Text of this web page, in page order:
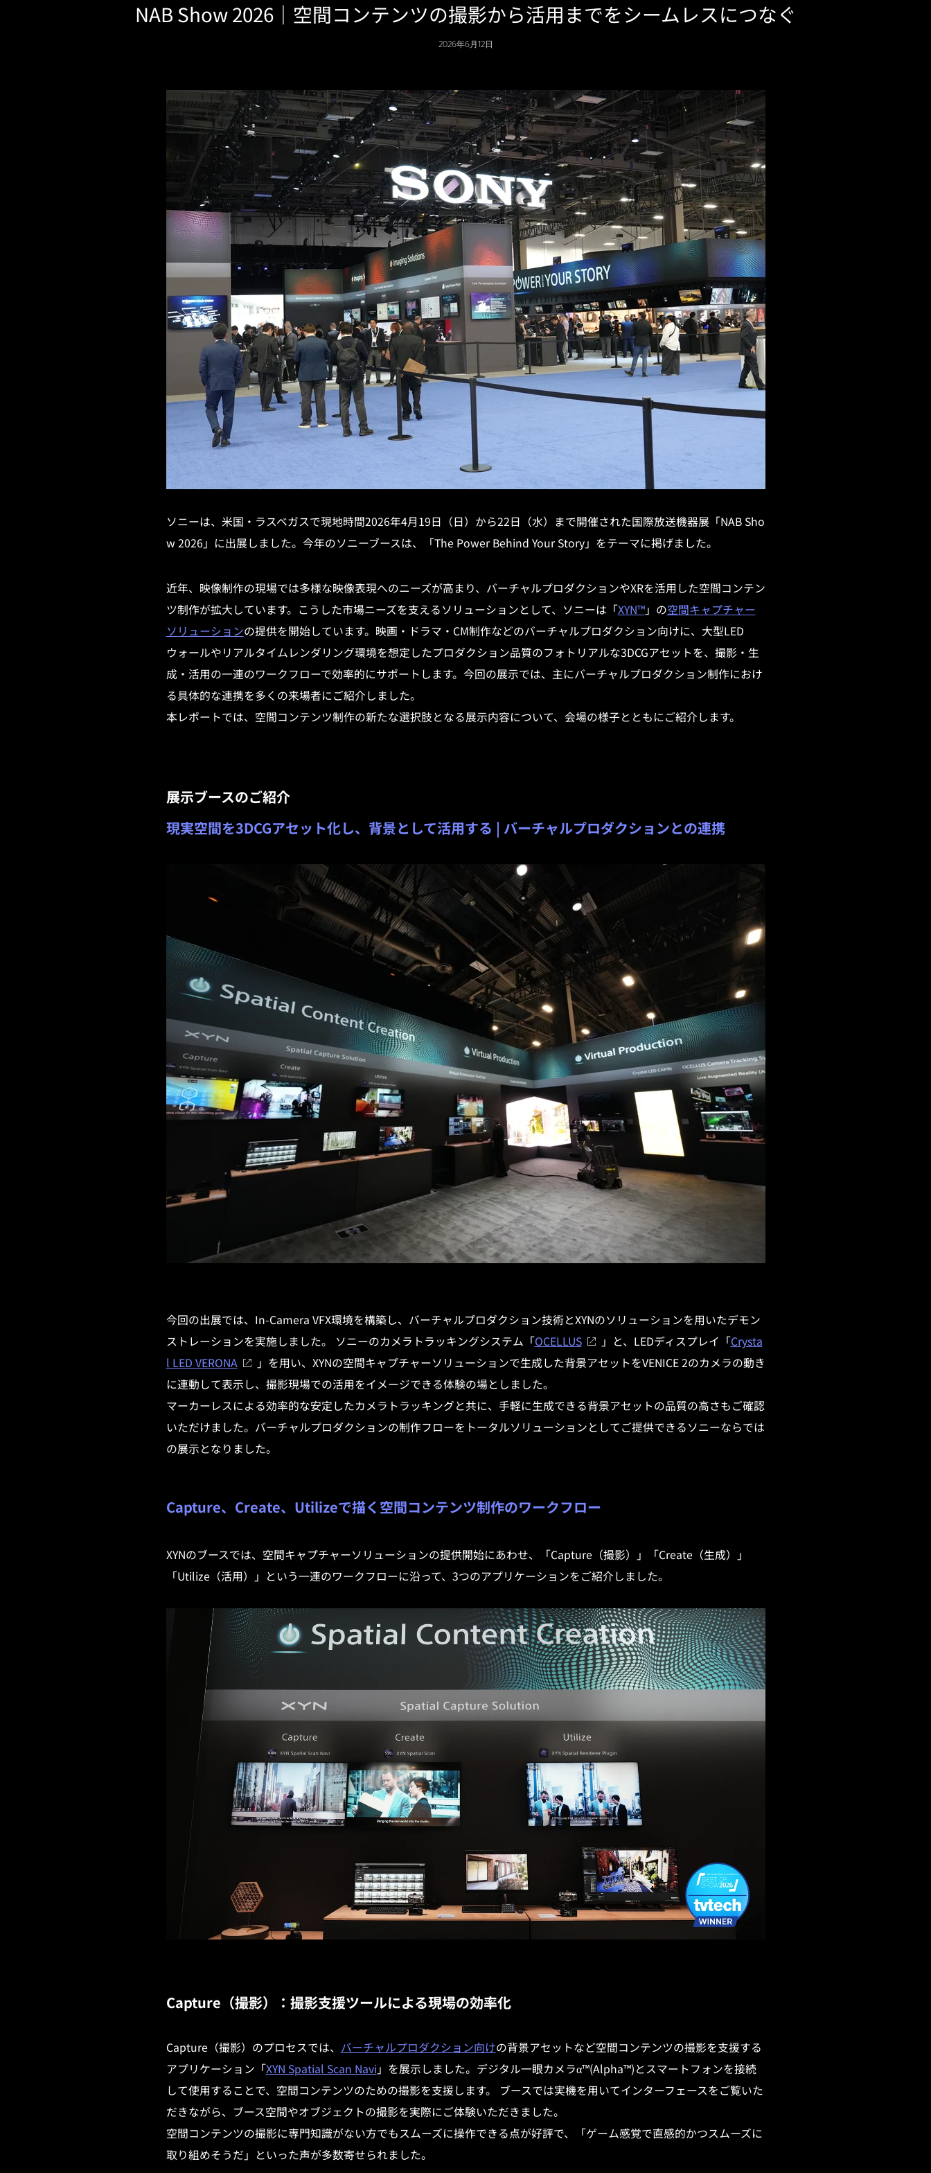
NAB Show 2026｜空間コンテンツの撮影から活用までをシームレスにつなぐ
2026年6月12日
ソニーは、米国・ラスベガスで現地時間2026年4月19日（日）から22日（水）まで開催された国際放送機器展「NAB Sho
w 2026」に出展しました。今年のソニーブースは、「The Power Behind Your Story」をテーマに掲げました。
近年、映像制作の現場では多様な映像表現へのニーズが高まり、バーチャルプロダクションやXRを活用した空間コンテン
ツ制作が拡大しています。こうした市場ニーズを支えるソリューションとして、ソニーは「XYN™」の空間キャプチャー
ソリューションの提供を開始しています。映画・ドラマ・CM制作などのバーチャルプロダクション向けに、大型LED
ウォールやリアルタイムレンダリング環境を想定したプロダクション品質のフォトリアルな3DCGアセットを、撮影・生
成・活用の一連のワークフローで効率的にサポートします。今回の展示では、主にバーチャルプロダクション制作におけ
る具体的な連携を多くの来場者にご紹介しました。
本レポートでは、空間コンテンツ制作の新たな選択肢となる展示内容について、会場の様子とともにご紹介します。
展示ブースのご紹介
現実空間を3DCGアセット化し、背景として活用する | バーチャルプロダクションとの連携
今回の出展では、In-Camera VFX環境を構築し、バーチャルプロダクション技術とXYNのソリューションを用いたデモン
ストレーションを実施しました。 ソニーのカメラトラッキングシステム「OCELLUS 」と、LEDディスプレイ「Crysta
l LED VERONA
」を用い、XYNの空間キャプチャーソリューションで生成した背景アセットをVENICE 2のカメラの動き
に連動して表示し、撮影現場での活用をイメージできる体験の場としました。
マーカーレスによる効率的な安定したカメラトラッキングと共に、手軽に生成できる背景アセットの品質の高さもご確認
いただけました。バーチャルプロダクションの制作フローをトータルソリューションとしてご提供できるソニーならでは
の展示となりました。
Capture、Create、Utilizeで描く空間コンテンツ制作のワークフロー
XYNのブースでは、空間キャプチャーソリューションの提供開始にあわせ、「Capture（撮影）」「Create（生成）」
「Utilize（活用）」という一連のワークフローに沿って、3つのアプリケーションをご紹介しました。
Capture（撮影）：撮影支援ツールによる現場の効率化
Capture（撮影）のプロセスでは、 バーチャルプロダクション向けの背景アセットなど空間コンテンツの撮影を支援する
アプリケーション「XYN Spatial Scan Navi」を展示しました。デジタル一眼カメラα™(Alpha™)とスマートフォンを接続
して使用することで、空間コンテンツのための撮影を支援します。 ブースでは実機を用いてインターフェースをご覧いた
だきながら、ブース空間やオブジェクトの撮影を実際にご体験いただきました。
空間コンテンツの撮影に専門知識がない方でもスムーズに操作できる点が好評で、「ゲーム感覚で直感的かつスムーズに
取り組めそうだ」といった声が多数寄せられました。